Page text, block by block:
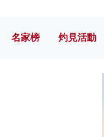
名家榜 灼見活動